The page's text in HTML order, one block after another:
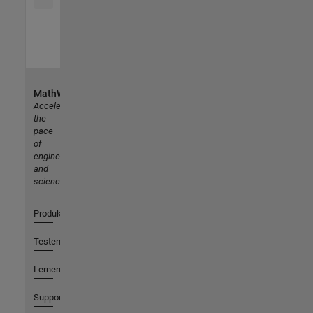
MathWorks
Accelerating
the
pace
of
engineering
and
science
Produkte
Testen oder Kaufen
Lernen
Support